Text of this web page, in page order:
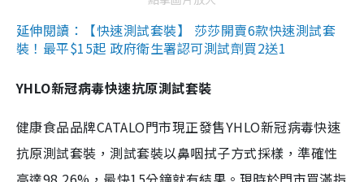
延伸閱讀：【快速測試套裝】 莎莎開賣6款快速測試套
裝！最平$15起 政府衛生署認可測試劑買2送1
YHLO新冠病毒快速抗原測試套裝
健康食品品牌CATALO門市現正發售YHLO新冠病毒快速
抗原測試套裝，測試套裝以鼻咽拭子方式採樣，準確性